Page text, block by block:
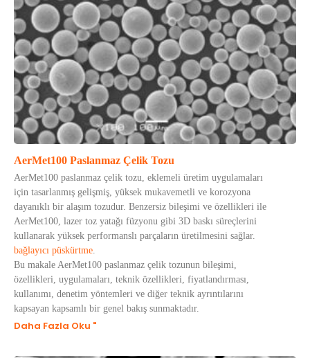
AerMet100 Paslanmaz Çelik Tozu
AerMet100 paslanmaz çelik tozu, eklemeli üretim uygulamaları
için tasarlanmış gelişmiş, yüksek mukavemetli ve korozyona
dayanıklı bir alaşım tozudur. Benzersiz bileşimi ve özellikleri ile
AerMet100, lazer toz yatağı füzyonu gibi 3D baskı süreçlerini
kullanarak yüksek performanslı parçaların üretilmesini sağlar.
bağlayıcı püskürtme.
Bu makale AerMet100 paslanmaz çelik tozunun bileşimi,
özellikleri, uygulamaları, teknik özellikleri, fiyatlandırması,
kullanımı, denetim yöntemleri ve diğer teknik ayrıntılarını
kapsayan kapsamlı bir genel bakış sunmaktadır.
Daha Fazla Oku "